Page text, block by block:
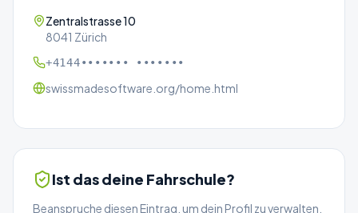
Zentralstrasse 10
8041 Zürich
+4144••••••• •••••••
swissmadesoftware.org/home.html
Ist das deine Fahrschule?
Beanspruche diesen Eintrag, um dein Profil zu verwalten,